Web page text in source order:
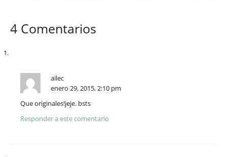
4 Comentarios
ailec
enero 29, 2015, 2:10 pm
Que originales!jeje. bsts
Responder a este comentario